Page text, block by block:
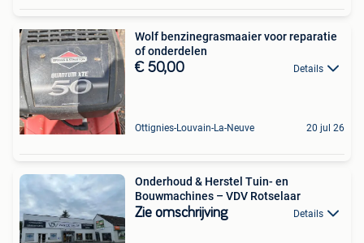
Wolf benzinegrasmaaier voor reparatie
of onderdelen
€ 50,00 Details
Ottignies-Louvain-La-Neuve 20 jul 26
Onderhoud & Herstel Tuin- en
Bouwmachines – VDV Rotselaar
Zie omschrijving Details